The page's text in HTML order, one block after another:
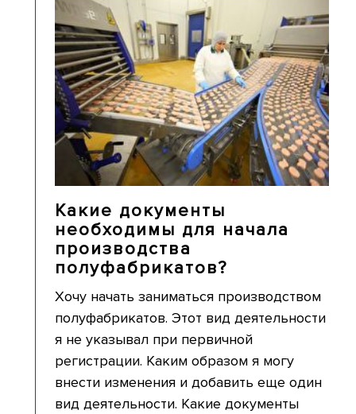
Какие документы
необходимы для начала
производства
полуфабрикатов?
Хочу начать заниматься производством
полуфабрикатов. Этот вид деятельности
я не указывал при первичной
регистрации. Каким образом я могу
внести изменения и добавить еще один
вид деятельности. Какие документы